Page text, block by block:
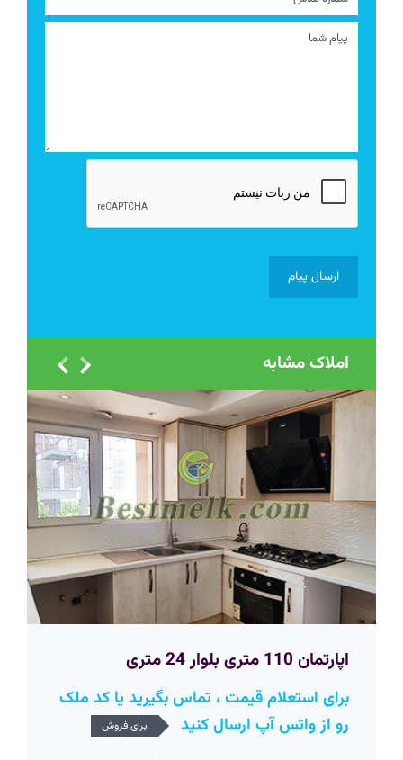
املاک مشابه
اپارتمان 110 متری بلوار 24 متری
برای استعلام قیمت ، تماس بگیرید یا کد ملک
رو از واتس آپ ارسال کنید
برای فروش